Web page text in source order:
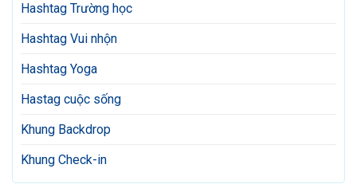
Hashtag Trường học
Hashtag Vui nhộn
Hashtag Yoga
Hastag cuộc sống
Khung Backdrop
Khung Check-in